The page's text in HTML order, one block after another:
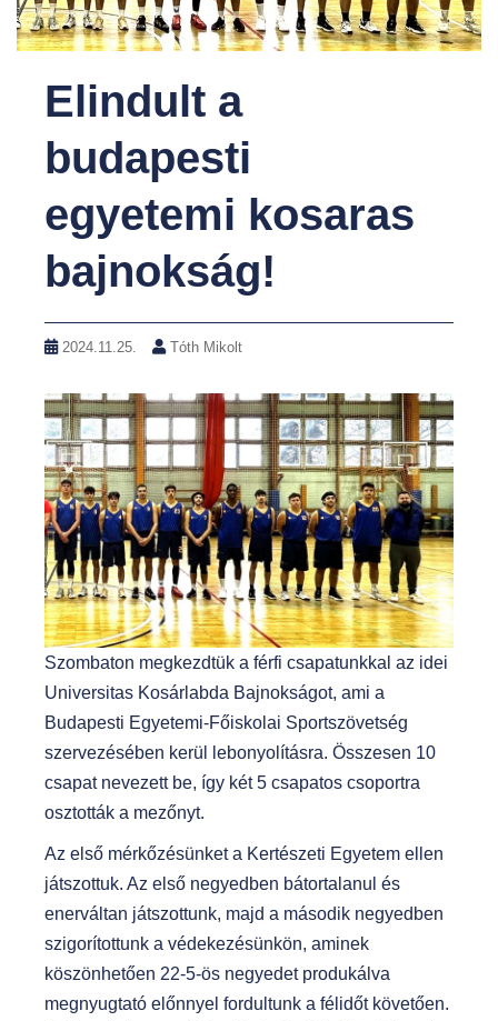
Elindult a
budapesti
egyetemi kosaras
bajnokság!
2024.11.25. Tóth Mikolt
Szombaton megkezdtük a férfi csapatunkkal az idei
Universitas Kosárlabda Bajnokságot, ami a
Budapesti Egyetemi-Főiskolai Sportszövetség
szervezésében kerül lebonyolításra. Összesen 10
csapat nevezett be, így két 5 csapatos csoportra
osztották a mezőnyt.
Az első mérkőzésünket a Kertészeti Egyetem ellen
játszottuk. Az első negyedben bátortalanul és
enerváltan játszottunk, majd a második negyedben
szigorítottunk a védekezésünkön, aminek
köszönhetően 22-5-ös negyedet produkálva
megnyugtató előnnyel fordultunk a félidőt követően.